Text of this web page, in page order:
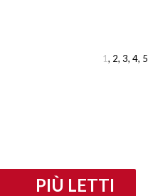
1 2 3 4 5
PIÙ LETTI